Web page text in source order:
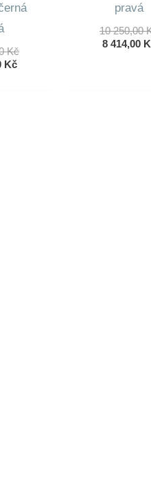
KčPůvodní
KčAktuální
pravá
10 250,00
8 414,00